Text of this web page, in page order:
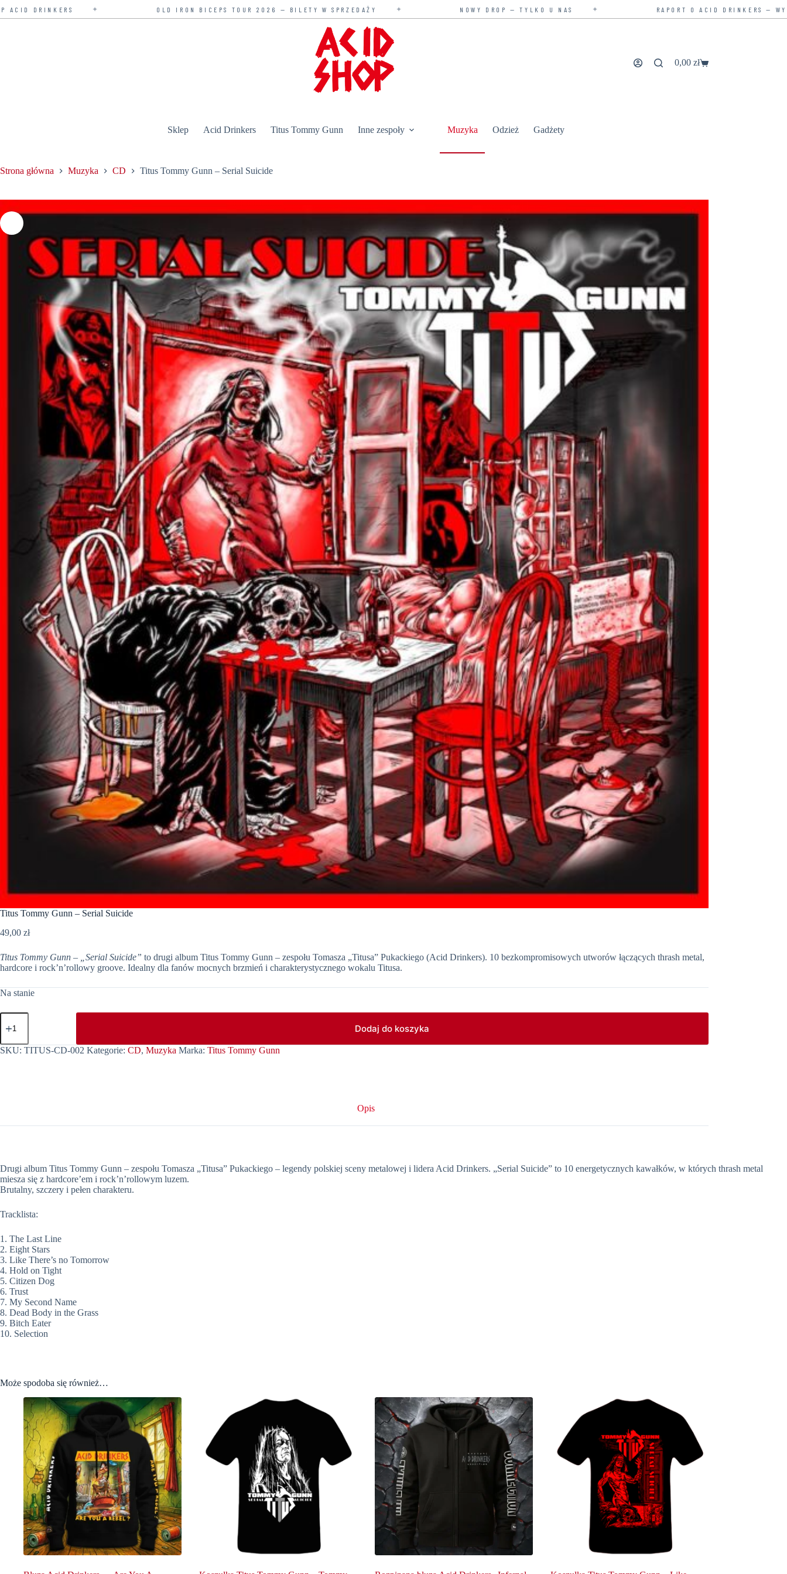
✦ OLD IRON BICEPS TOUR 2026 — BILETY W SPRZEDAŻY ✦ NOWY DROP — TYLKO U NAS ✦ RAPORT O ACID DRINKERS — WYDANIE
Koszyk
0,00 zł
Sklep Acid Drinkers Titus Tommy Gunn Inne zespoły Muzyka Odzież Gadżety
Strona główna Muzyka CD Titus Tommy Gunn – Serial Suicide
Titus Tommy Gunn – Serial Suicide
49,00 zł
Titus Tommy Gunn – „Serial Suicide” to drugi album Titus Tommy Gunn – zespołu Tomasza „Titusa” Pukackiego (Acid Drinkers). 10 bezkompromisowych utworów łączących thrash metal,
hardcore i rock’n’rollowy groove. Idealny dla fanów mocnych brzmień i charakterystycznego wokalu Titusa.
Na stanie
ilość
Titus
Gunn
-
Dodaj do koszyka
SKU: TITUS-CD-002 Kategorie: CD, Muzyka Marka: Titus Tommy Gunn
Opis
Drugi album Titus Tommy Gunn – zespołu Tomasza „Titusa” Pukackiego – legendy polskiej sceny metalowej i lidera Acid Drinkers. „Serial Suicide” to 10 energetycznych kawałków, w których thrash metal
miesza się z hardcore’em i rock’n’rollowym luzem.
Brutalny, szczery i pełen charakteru.
Tracklista:
1. The Last Line
2. Eight Stars
3. Like There’s no Tomorrow
4. Hold on Tight
5. Citizen Dog
6. Trust
7. My Second Name
8. Dead Body in the Grass
9. Bitch Eater
10. Selection
Może spodoba się również…